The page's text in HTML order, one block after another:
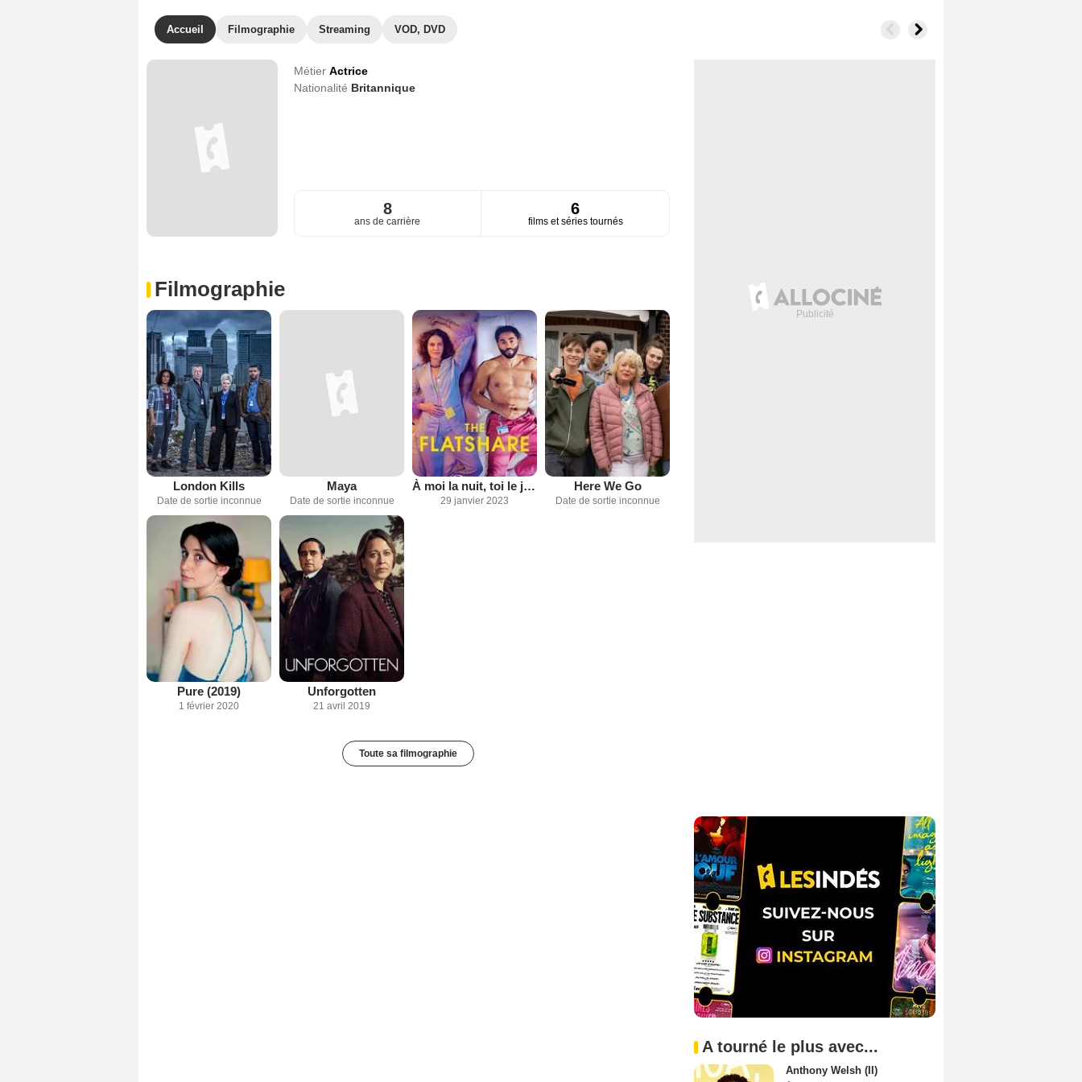
Accueil Filmographie Streaming VOD, DVD
Métier Actrice
Nationalité Britannique
8
ans de carrière
6
films et séries tournés
Filmographie
London Kills
Date de sortie inconnue
Maya
Date de sortie inconnue
À moi la nuit, toi le jour
29 janvier 2023
Here We Go
Date de sortie inconnue
Pure (2019)
1 février 2020
Unforgotten
21 avril 2019
Toute sa filmographie
A tourné le plus avec...
Anthony Welsh (II)